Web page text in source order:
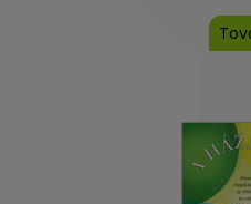
választ rövid és
Véleménye szerint a másik
teremthetnek arra, hogy a